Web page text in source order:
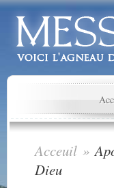
Acceuil »
Dieu